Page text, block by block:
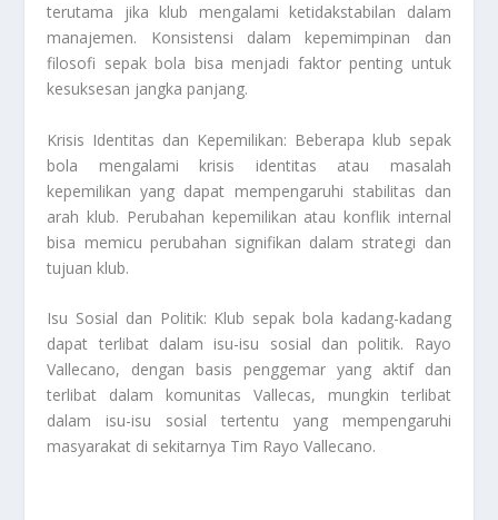
terutama jika klub mengalami ketidakstabilan dalam
manajemen. Konsistensi dalam kepemimpinan dan
filosofi sepak bola bisa menjadi faktor penting untuk
kesuksesan jangka panjang.
Krisis Identitas dan Kepemilikan: Beberapa klub sepak
bola mengalami krisis identitas atau masalah
kepemilikan yang dapat mempengaruhi stabilitas dan
arah klub. Perubahan kepemilikan atau konflik internal
bisa memicu perubahan signifikan dalam strategi dan
tujuan klub.
Isu Sosial dan Politik: Klub sepak bola kadang-kadang
dapat terlibat dalam isu-isu sosial dan politik. Rayo
Vallecano, dengan basis penggemar yang aktif dan
terlibat dalam komunitas Vallecas, mungkin terlibat
dalam isu-isu sosial tertentu yang mempengaruhi
masyarakat di sekitarnya Tim Rayo Vallecano.